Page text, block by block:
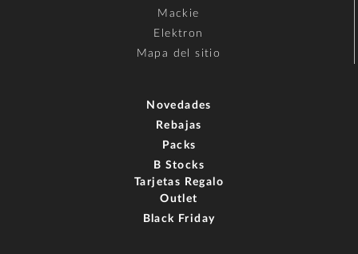
Mackie
Elektron
Mapa del sitio
Novedades
Rebajas
Packs
B Stocks
Tarjetas Regalo
Outlet
Black Friday